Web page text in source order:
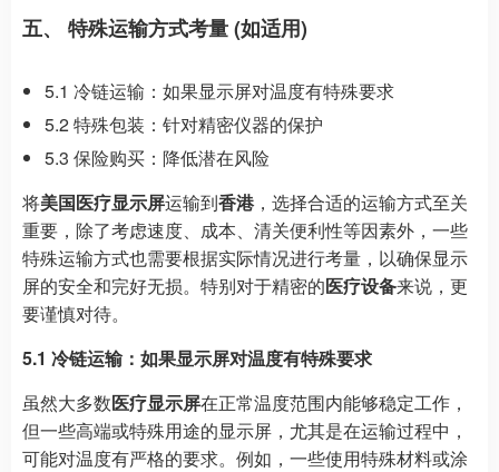
五、 特殊运输方式考量 (如适用)
5.1 冷链运输：如果显示屏对温度有特殊要求
5.2 特殊包装：针对精密仪器的保护
5.3 保险购买：降低潜在风险
将美国医疗显示屏运输到香港，选择合适的运输方式至关
重要，除了考虑速度、成本、清关便利性等因素外，一些
特殊运输方式也需要根据实际情况进行考量，以确保显示
屏的安全和完好无损。特别对于精密的医疗设备来说，更
要谨慎对待。
5.1 冷链运输：如果显示屏对温度有特殊要求
虽然大多数医疗显示屏在正常温度范围内能够稳定工作，
但一些高端或特殊用途的显示屏，尤其是在运输过程中，
可能对温度有严格的要求。例如，一些使用特殊材料或涂